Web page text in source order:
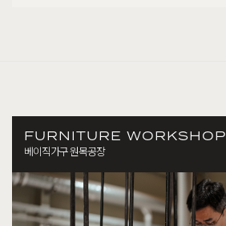
FURNITURE WORKSHOP
베이직가구 원목공장